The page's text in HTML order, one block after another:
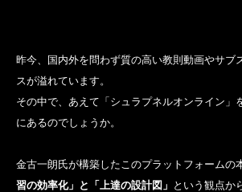
昨今、国内外を問わず質の高い教則動画やサブ
スが溢れています。
その中で、あえて「シュラプネルオンライン」
にあるのでしょうか。
金古一朗氏が構築したこのプラットフォームの
習の効率化」と「上達の設計図」 という観点か